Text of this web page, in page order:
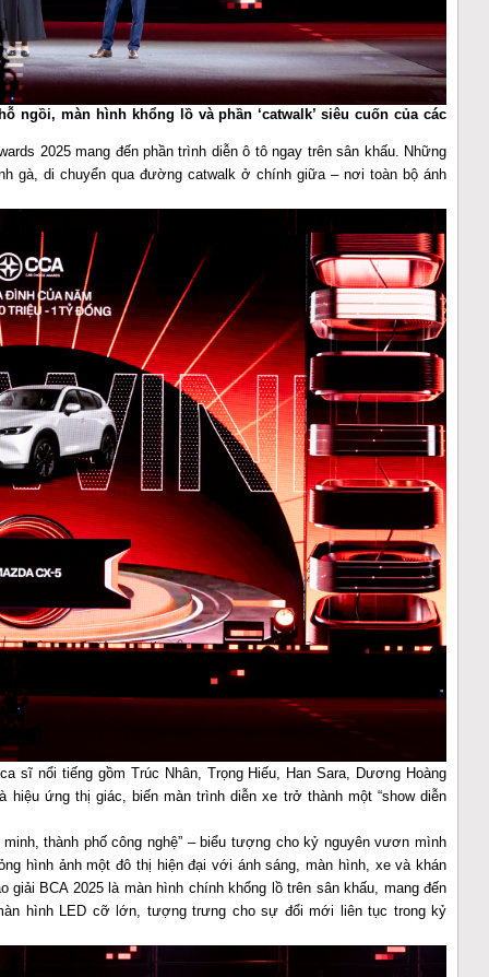
ngồi, màn hình khổng lồ và phần ‘catwalk’ siêu cuốn của các
2025 mang đến phần trình diễn ô tô ngay trên sân khấu. Những
gà, di chuyển qua đường catwalk ở chính giữa – nơi toàn bộ ánh
sĩ nổi tiếng gồm Trúc Nhân, Trọng Hiếu, Han Sara, Dương Hoàng
ứng thị giác, biến màn trình diễn xe trở thành một “show diễn
thành phố công nghệ” – biểu tượng cho kỷ nguyên vươn mình
hình ảnh một đô thị hiện đại với ánh sáng, màn hình, xe và khán
BCA 2025 là màn hình chính khổng lồ trên sân khấu, mang đến
hình LED cỡ lớn, tượng trưng cho sự đổi mới liên tục trong kỷ